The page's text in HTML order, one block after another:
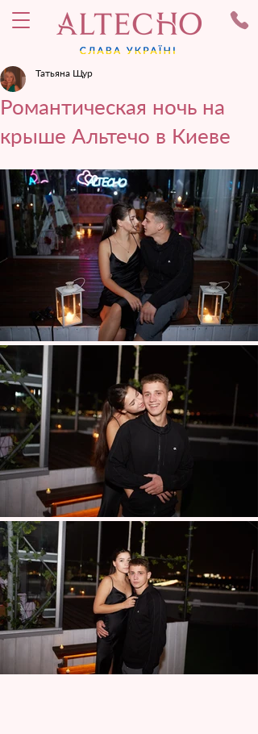
Романтическая ночь на
крыше Альтечо в Киеве
Татьяна Щур